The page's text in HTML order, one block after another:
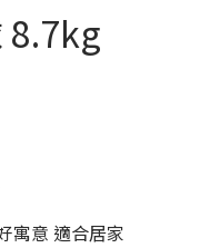
8.7kg
寓意 適合居家